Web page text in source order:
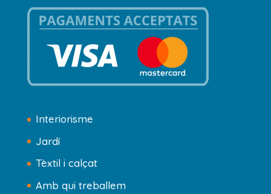
Interiorisme
Jardí
Tèxtil i calçat
Amb qui treballem